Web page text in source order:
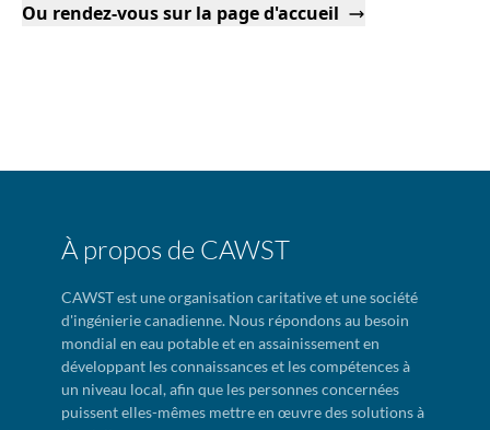
Ou rendez-vous sur la page d'accueil
À propos de CAWST
CAWST est une organisation caritative et une société
d'ingénierie canadienne. Nous répondons au besoin
mondial en eau potable et en assainissement en
développant les connaissances et les compétences à
un niveau local, afin que les personnes concernées
puissent elles-mêmes mettre en œuvre des solutions à